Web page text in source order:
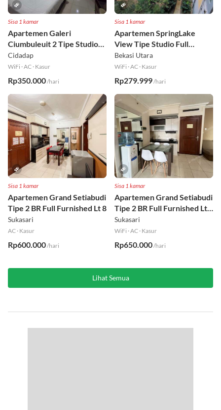
Sisa 1 kamar
Apartemen Galeri
Ciumbuleuit 2 Tipe Studio
Full Furnished Lt 30
Cidadap
WiFi ·AC · Kasur
Rp350.000/hari
Sisa 1 kamar
Apartemen SpringLake
View Tipe Studio Full
Furnished Lt 2
Bekasi Utara
WiFi ·AC · Kasur
Rp279.999/hari
Sisa 1 kamar
Apartemen Grand Setiabudi
Tipe 2 BR Full Furnished Lt 8
Sukasari
AC · Kasur
Rp600.000/hari
Sisa 1 kamar
Apartemen Grand Setiabudi
Tipe 2 BR Full Furnished Lt
19
Sukasari
WiFi ·AC · Kasur
Rp650.000/hari
Lihat Semua